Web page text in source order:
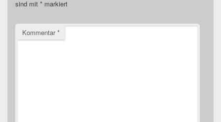
sind mit * markiert
Kommentar*